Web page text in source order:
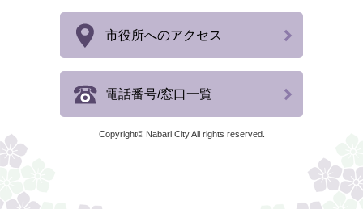
市役所へのアクセス
電話番号/窓口一覧
Copyright© Nabari City All rights reserved.